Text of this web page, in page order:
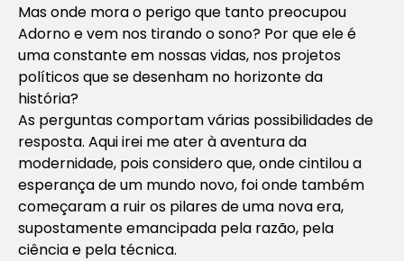
Mas onde mora o perigo que tanto preocupou
Adorno e vem nos tirando o sono? Por que ele é
uma constante em nossas vidas, nos projetos
políticos que se desenham no horizonte da
história?
As perguntas comportam várias possibilidades de
resposta. Aqui irei me ater à aventura da
modernidade, pois considero que, onde cintilou a
esperança de um mundo novo, foi onde também
começaram a ruir os pilares de uma nova era,
supostamente emancipada pela razão, pela
ciência e pela técnica.